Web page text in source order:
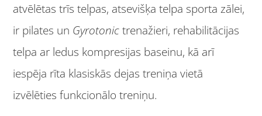
atvēlētas trīs telpas, atsevišķa telpa sporta zālei,
ir pilates un Gyrotonictrenažieri, rehabilitācijas
telpa ar ledus kompresijas baseinu, kā arī
iespēja rīta klasiskās dejas treniņa vietā
izvēlēties funkcionālo treniņu.